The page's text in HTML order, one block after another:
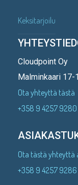
Keksitarjoilu
Cloudpoint Oy
Malminkaari 17-
Ota yhteyttä tästä
+358 9 4257 9280
Ota tästä yhteyttä
+358 9 4257 9286